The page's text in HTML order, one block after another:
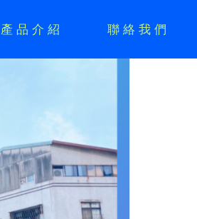
產品介紹 聯絡我們